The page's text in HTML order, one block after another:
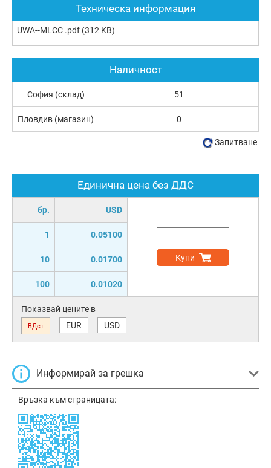
Техническа информация
UWA--MLCC .pdf (312 KB)
Единична цена без ДДС
бр. USD
1 0.05100
10 0.01700
100 0.01020
Купи
Показвай цените в
ВДст EUR USD
Информирай за грешка
Връзка към страницата:
Наличност
София (склад) 51
Пловдив (магазин) 0
Запитване